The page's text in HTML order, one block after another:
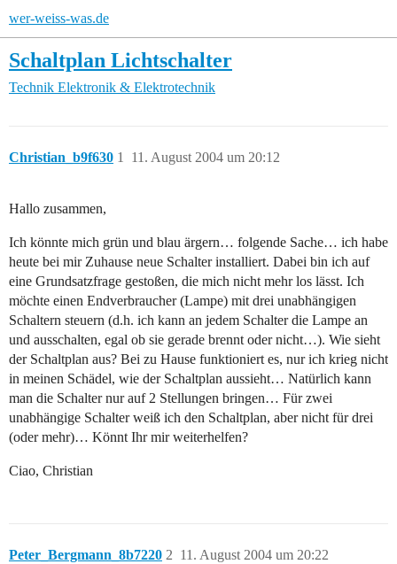
wer-weiss-was.de
Schaltplan Lichtschalter
Technik Elektronik & Elektrotechnik
Christian_b9f630 11. August 2004 um 20:12
1
Hallo zusammen,
Ich könnte mich grün und blau ärgern… folgende Sache… ich habe
heute bei mir Zuhause neue Schalter installiert. Dabei bin ich auf
eine Grundsatzfrage gestoßen, die mich nicht mehr los lässt. Ich
möchte einen Endverbraucher (Lampe) mit drei unabhängigen
Schaltern steuern (d.h. ich kann an jedem Schalter die Lampe an
und ausschalten, egal ob sie gerade brennt oder nicht…). Wie sieht
der Schaltplan aus? Bei zu Hause funktioniert es, nur ich krieg nicht
in meinen Schädel, wie der Schaltplan aussieht… Natürlich kann
man die Schalter nur auf 2 Stellungen bringen… Für zwei
unabhängige Schalter weiß ich den Schaltplan, aber nicht für drei
(oder mehr)… Könnt Ihr mir weiterhelfen?
Ciao, Christian
Peter_Bergmann_8b7220 11. August 2004 um 20:22
2